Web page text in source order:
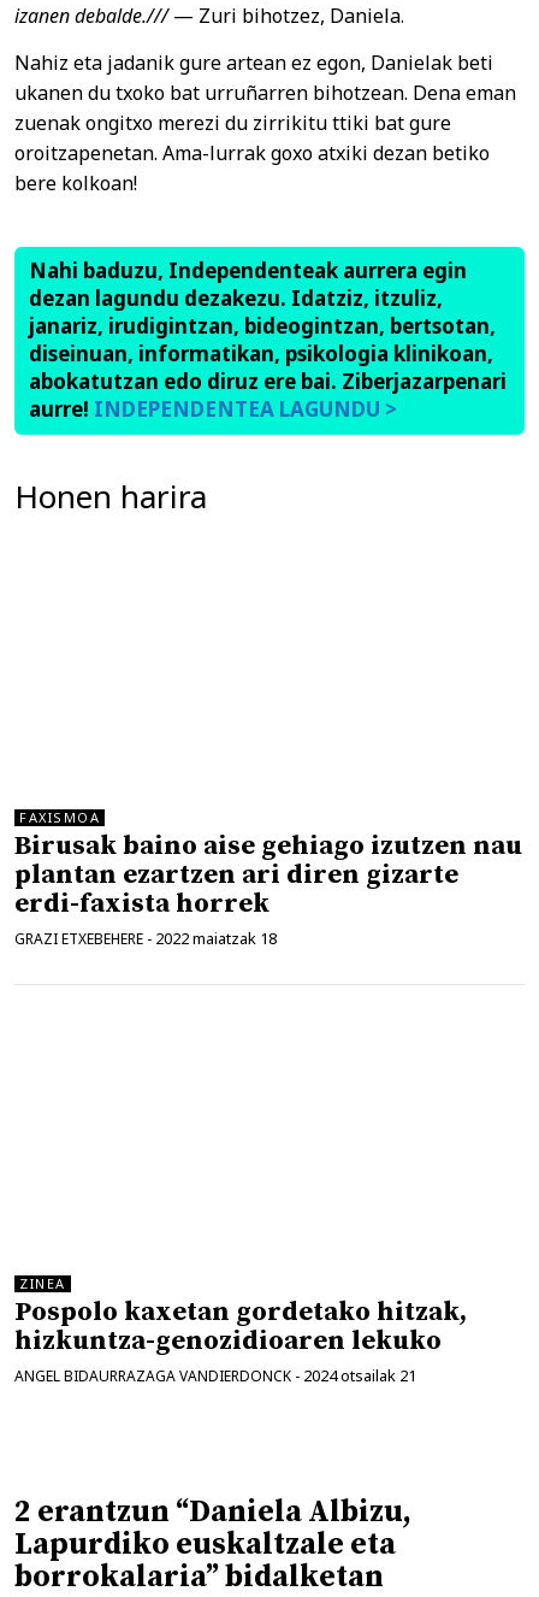
izanen debalde.///— Zuri bihotzez, Daniela.
Nahiz eta jadanik gure artean ez egon, Danielak beti
ukanen du txoko bat urruñarren bihotzean. Dena eman
zuenak ongitxo merezi du zirrikitu ttiki bat gure
oroitzapenetan. Ama-lurrak goxo atxiki dezan betiko
bere kolkoan!
Nahi baduzu, Independenteak aurrera egin
dezan lagundu dezakezu. Idatziz, itzuliz,
janariz, irudigintzan, bideogintzan, bertsotan,
diseinuan, informatikan, psikologia klinikoan,
abokatutzan edo diruz ere bai. Ziberjazarpenari
aurre! INDEPENDENTEA LAGUNDU >
Honen harira
FAXISMOA
Birusak baino aise gehiago izutzen nau
plantan ezartzen ari diren gizarte
erdi-faxista horrek
GRAZI ETXEBEHERE - 2022 maiatzak 18
ZINEA
Pospolo kaxetan gordetako hitzak,
hizkuntza-genozidioaren lekuko
ANGEL BIDAURRAZAGA VANDIERDONCK - 2024 otsailak 21
2 erantzun “Daniela Albizu,
Lapurdiko euskaltzale eta
borrokalaria” bidalketan